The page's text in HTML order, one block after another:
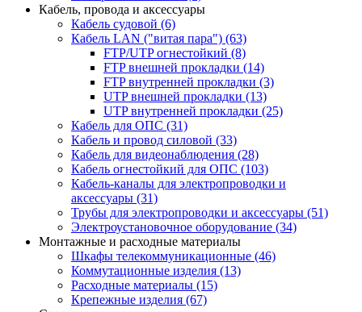
Кабель, провода и аксессуары
Кабель судовой (6)
Кабель LAN ("витая пара") (63)
FTP/UTP огнестойкий (8)
FTP внешней прокладки (14)
FTP внутренней прокладки (3)
UTP внешней прокладки (13)
UTP внутренней прокладки (25)
Кабель для ОПС (31)
Кабель и провод силовой (33)
Кабель для видеонаблюдения (28)
Кабель огнестойкий для ОПС (103)
Кабель-каналы для электропроводки и
аксессуары (31)
Трубы для электропроводки и аксессуары (51)
Электроустановочное оборудование (34)
Монтажные и расходные материалы
Шкафы телекоммуникационные (46)
Коммутационные изделия (13)
Расходные материалы (15)
Крепежные изделия (67)